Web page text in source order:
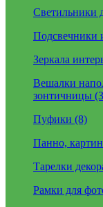
Светильники
Подсвечники
Зеркала
Вешалки
зонтичницы
Пуфики (8)
Панно,
Тарелки
Рамки для